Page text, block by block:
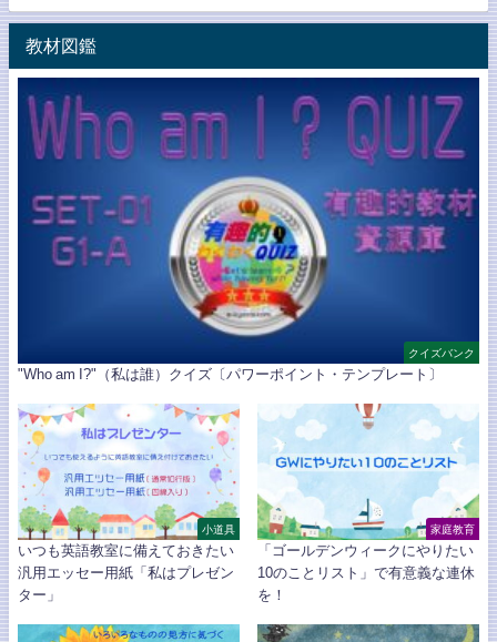
教材図鑑
クイズバンク
"Who am I?"（私は誰）クイズ〔パワーポイント・テンプレート〕
小道具
いつも英語教室に備えておきたい
汎用エッセー用紙「私はプレゼン
ター」
家庭教育
「ゴールデンウィークにやりたい
10のことリスト」で有意義な連休
を！